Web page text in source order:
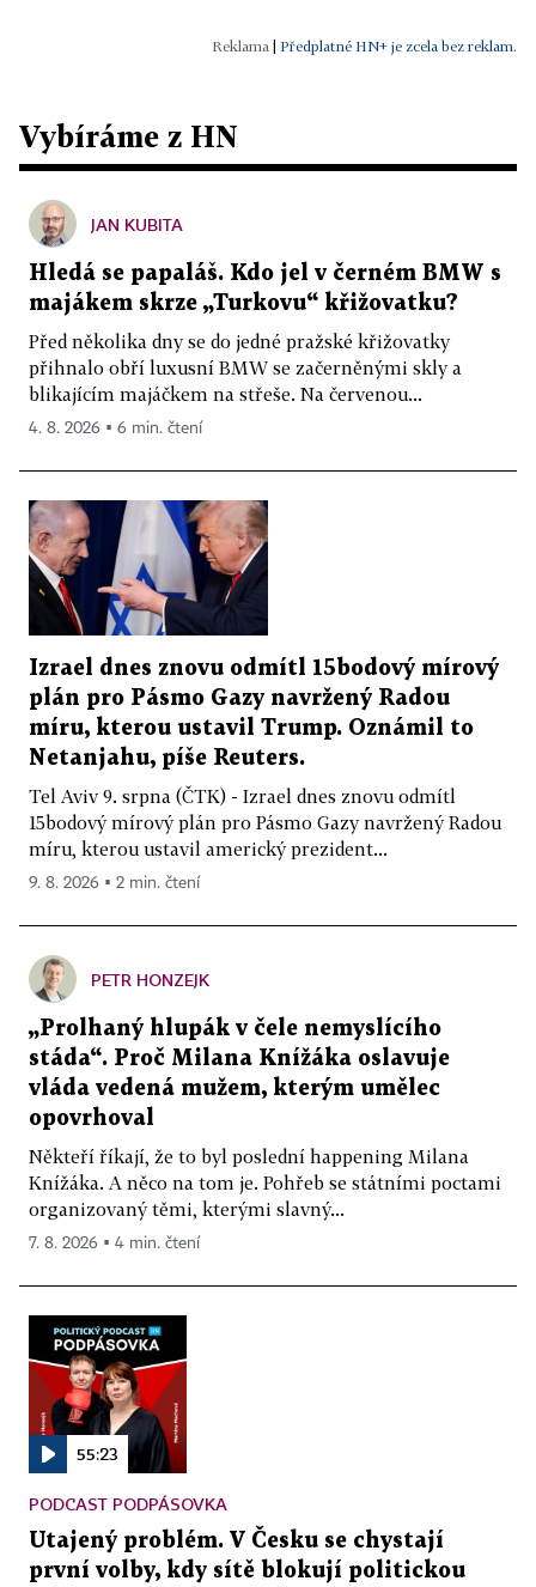
Předplatné HN+ je zcela bez reklam.
Vybíráme z HN
JAN KUBITA
Hledá se papaláš. Kdo jel v černém BMW s
majákem skrze „Turkovu“ křižovatku?
Před několika dny se do jedné pražské křižovatky
přihnalo obří luxusní BMW se začerněnými skly a
blikajícím majáčkem na střeše. Na červenou...
4. 8. 2026 ▪ 6 min. čtení
Izrael dnes znovu odmítl 15bodový mírový
plán pro Pásmo Gazy navržený Radou
míru, kterou ustavil Trump. Oznámil to
Netanjahu, píše Reuters.
Tel Aviv 9. srpna (ČTK) - Izrael dnes znovu odmítl
15bodový mírový plán pro Pásmo Gazy navržený Radou
míru, kterou ustavil americký prezident...
9. 8. 2026 ▪ 2 min. čtení
PETR HONZEJK
„Prolhaný hlupák v čele nemyslícího
stáda“. Proč Milana Knížáka oslavuje
vláda vedená mužem, kterým umělec
opovrhoval
Někteří říkají, že to byl poslední happening Milana
Knížáka. A něco na tom je. Pohřeb se státními poctami
organizovaný těmi, kterými slavný...
7. 8. 2026 ▪ 4 min. čtení
55:23
PODCAST PODPÁSOVKA
Utajený problém. V Česku se chystají
první volby, kdy sítě blokují politickou